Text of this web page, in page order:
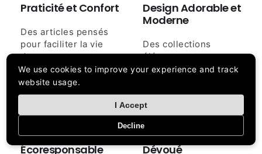
Praticité et Confort
Des articles pensés
pour faciliter la vie
des parents tout en
offrant un bien-être
maximal aux bébés.
Design Adorable et
Moderne
Des collections
élégantes et
tendances qui allient
fonctionnalité.
Engagement
Écoresponsable
Service Client
Dévoué
We use cookies to improve your experience and track
website usage.
I Accept
Decline